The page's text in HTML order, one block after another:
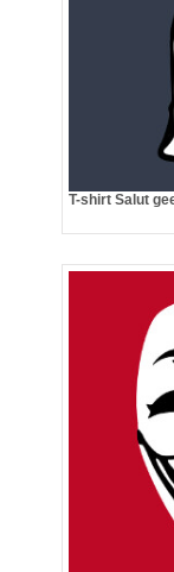
T-shirt Salut